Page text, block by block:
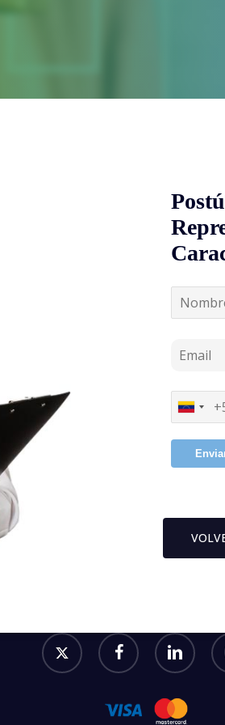
twitter facebook linkedin